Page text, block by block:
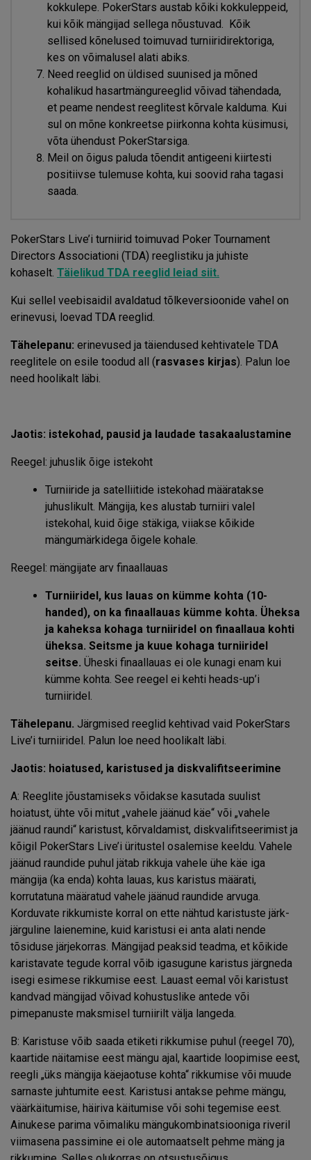
kokkulepe. PokerStars austab kõiki kokkuleppeid,
kui kõik mängijad sellega nõustuvad. Kõik
sellised kõnelused toimuvad turniiridirektoriga,
kes on võimalusel alati abiks.
Need reeglid on üldised suunised ja mõned
kohalikud hasartmängureeglid võivad tähendada,
et peame nendest reeglitest kõrvale kalduma. Kui
sul on mõne konkreetse piirkonna kohta küsimusi,
võta ühendust PokerStarsiga.
Meil on õigus paluda tõendit antigeeni kiirtesti
positiivse tulemuse kohta, kui soovid raha tagasi
saada.
PokerStars Live’i turniirid toimuvad Poker Tournament
Directors Associationi (TDA) reeglistiku ja juhiste
kohaselt. Täielikud TDA reeglid leiad siit.
Kui sellel veebisaidil avaldatud tõlkeversioonide vahel on
erinevusi, loevad TDA reeglid.
Tähelepanu: erinevused ja täiendused kehtivatele TDA
reeglitele on esile toodud all (rasvases kirjas). Palun loe
need hoolikalt läbi.
Jaotis: istekohad, pausid ja laudade tasakaalustamine
Reegel: juhuslik õige istekoht
Turniiride ja satelliitide istekohad määratakse
juhuslikult. Mängija, kes alustab turniiri valel
istekohal, kuid õige stäkiga, viiakse kõikide
mängumärkidega õigele kohale.
Reegel: mängijate arv finaallauas
Turniiridel, kus lauas on kümme kohta (10-
handed), on ka finaallauas kümme kohta. Üheksa
ja kaheksa kohaga turniiridel on finaallaua kohti
üheksa. Seitsme ja kuue kohaga turniiridel
seitse. Üheski finaallauas ei ole kunagi enam kui
kümme kohta. See reegel ei kehti heads-up’i
turniiridel .
Tähelepanu. Järgmised reeglid kehtivad vaid PokerStars
Live’i turniiridel. Palun loe need hoolikalt läbi.
Jaotis: hoiatused, karistused ja diskvalifitseerimine
A: Reeglite jõustamiseks võidakse kasutada suulist
hoiatust, ühte või mitut „vahele jäänud käe“ või „vahele
jäänud raundi“ karistust, kõrvaldamist, diskvalifitseerimist ja
kõigil PokerStars Live’i üritustel osalemise keeldu. Vahele
jäänud raundide puhul jätab rikkuja vahele ühe käe iga
mängija (ka enda) kohta lauas, kus karistus määrati,
korrutatuna määratud vahele jäänud raundide arvuga.
Korduvate rikkumiste korral on ette nähtud karistuste järk-
järguline laienemine, kuid karistusi ei anta alati nende
tõsiduse järjekorras. Mängijad peaksid teadma, et kõikide
karistavate tegude korral võib igasugune karistus järgneda
isegi esimese rikkumise eest. Lauast eemal või karistust
kandvad mängijad võivad kohustuslike antede või
pimepanuste maksmisel turniirilt välja langeda.
B: Karistuse võib saada etiketi rikkumise puhul (reegel 70),
kaartide näitamise eest mängu ajal, kaartide loopimise eest,
reegli „üks mängija käejaotuse kohta“ rikkumise või muude
sarnaste juhtumite eest. Karistusi antakse pehme mängu,
väärkäitumise, häiriva käitumise või sohi tegemise eest.
Ainukese parima võimaliku mängukombinatsiooniga riveril
viimasena passimine ei ole automaatselt pehme mäng ja